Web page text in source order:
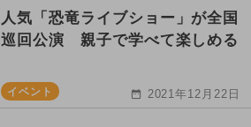
人気「恐竜ライブショー」が全国
巡回公演 親子で学べて楽しめる
イベント 2021年12月22日